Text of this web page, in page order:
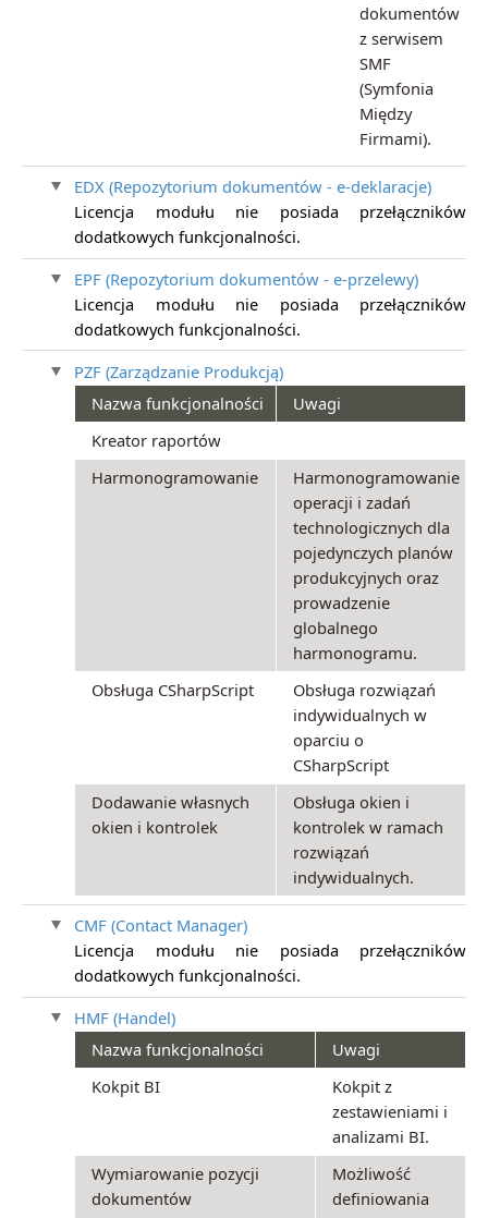
dokumentów
z serwisem
SMF
(Symfonia
Między
Firmami).
EDX (Repozytorium dokumentów - e-deklaracje)
Licencja modułu nie posiada przełączników
dodatkowych funkcjonalności.
EPF (Repozytorium dokumentów - e-przelewy)
Licencja modułu nie posiada przełączników
dodatkowych funkcjonalności.
PZF (Zarządzanie Produkcją)
Nazwa funkcjonalności
Uwagi
Kreator raportów
Harmonogramowanie
Harmonogramowanie
operacji i zadań
technologicznych dla
pojedynczych planów
produkcyjnych oraz
prowadzenie
globalnego
harmonogramu.
Obsługa CSharpScript
Obsługa rozwiązań
indywidualnych w
oparciu o
CSharpScript
Dodawanie własnych
okien i kontrolek
Obsługa okien i
kontrolek w ramach
rozwiązań
indywidualnych.
CMF (Contact Manager)
Licencja modułu nie posiada przełączników
dodatkowych funkcjonalności.
HMF (Handel)
Nazwa funkcjonalności
Uwagi
Kokpit BI
Kokpit z
zestawieniami i
analizami BI.
Wymiarowanie pozycji
dokumentów
Możliwość
definiowania